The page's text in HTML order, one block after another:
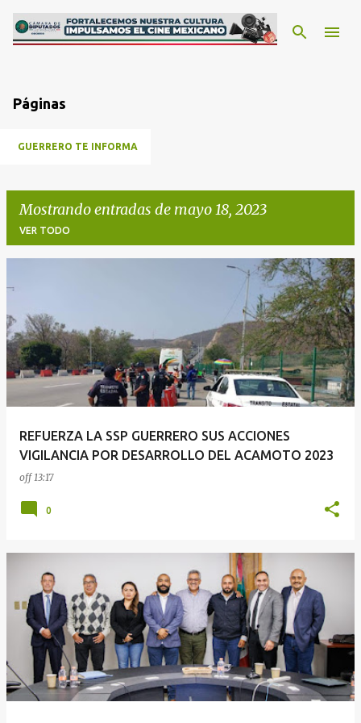
Ir al contenido principal
Páginas
GUERRERO TE INFORMA
Mostrando entradas de mayo 18, 2023
VER TODO
E
t
r
a
REFUERZA LA SSP GUERRERO SUS ACCIONES
VIGILANCIA POR DESARROLLO DEL ACAMOTO 2023
off13:17
0